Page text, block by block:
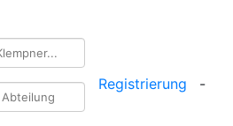
Registrierung -